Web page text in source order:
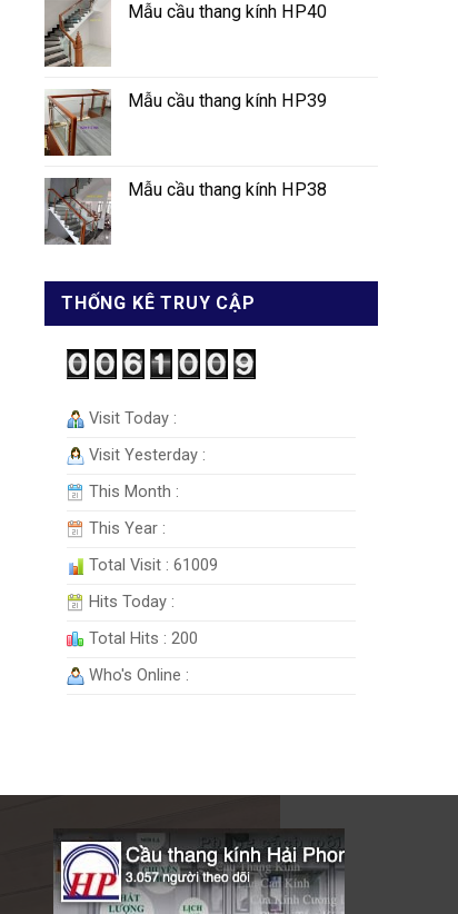
Mẫu cầu thang kính HP40
Mẫu cầu thang kính HP39
Mẫu cầu thang kính HP38
THỐNG KÊ TRUY CẬP
Visit Today :
Visit Yesterday :
This Month :
This Year :
Total Visit : 61009
Hits Today :
Total Hits : 200
Who's Online :